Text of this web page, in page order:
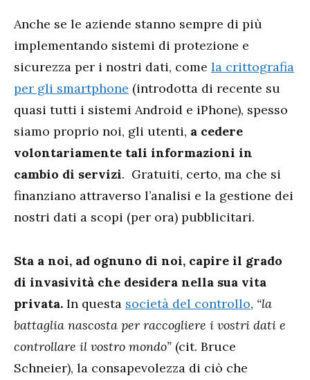
Anche se le aziende stanno sempre di più
implementando sistemi di protezione e
sicurezza per i nostri dati, come la crittografia
per gli smartphone (introdotta di recente su
quasi tutti i sistemi Android e iPhone), spesso
siamo proprio noi, gli utenti, a cedere
volontariamente tali informazioni in
cambio di servizi. Gratuiti, certo, ma che si
finanziano attraverso l’analisi e la gestione dei
nostri dati a scopi (per ora) pubblicitari.
Sta a noi, ad ognuno di noi, capire il grado
di invasività che desidera nella sua vita
privata. In questa società del controllo, “la
battaglia nascosta per raccogliere i vostri dati e
controllare il vostro mondo” (cit. Bruce
Schneier), la consapevolezza di ciò che